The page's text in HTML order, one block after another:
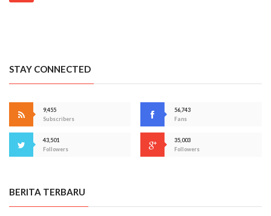
STAY CONNECTED
9,455
Subscribers
56,743
Fans
43,501
Followers
35,003
Followers
BERITA TERBARU